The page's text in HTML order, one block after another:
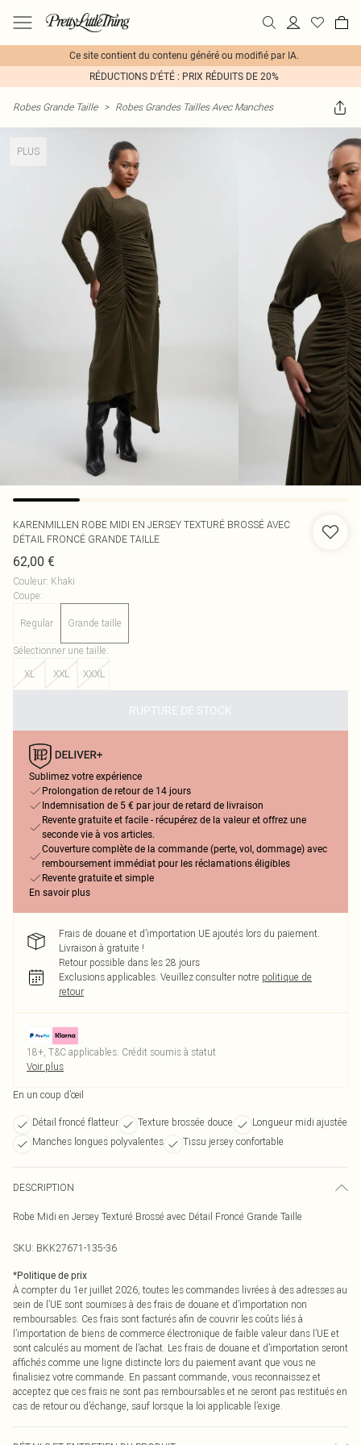
Ce site contient du contenu généré ou modifié par IA.
RÉDUCTIONS D'ÉTÉ : PRIX RÉDUITS DE 20%
Robes Grande Taille > Robes Grandes Tailles Avec Manches
PLUS
KARENMILLEN ROBE MIDI EN JERSEY TEXTURÉ BROSSÉ AVEC
DÉTAIL FRONCÉ GRANDE TAILLE
62,00 €
Couleur: Khaki
Coupe:
Regular Grande taille
Sélectionner une taille:
XL
XXL XXXL
RUPTURE DE STOCK
Sublimez votre expérience
Prolongation de retour de 14 jours
Indemnisation de 5 € par jour de retard de livraison
Revente gratuite et facile - récupérez de la valeur et offrez une
seconde vie à vos articles.
Couverture complète de la commande (perte, vol, dommage) avec
remboursement immédiat pour les réclamations éligibles
Revente gratuite et simple
En savoir plus
Frais de douane et d’importation UE ajoutés lors du paiement.
Livraison à gratuite !
Retour possible dans les 28 jours
Exclusions applicables. Veuillez consulter notre politique de
retour
18+, T&C applicables. Crédit soumis à statut
Voir plus
En un coup d’œil
Détail froncé flatteur Texture brossée douce
Longueur midi ajustée
Manches longues polyvalentes
Tissu jersey confortable
DESCRIPTION
Robe Midi en Jersey Texturé Brossé avec Détail Froncé Grande Taille
SKU: BKK27671-135-36
*Politique de prix
À compter du 1er juillet 2026, toutes les commandes livrées à des adresses au
sein de l’UE sont soumises à des frais de douane et d’importation non
remboursables. Ces frais sont facturés afin de couvrir les coûts liés à
l’importation de biens de commerce électronique de faible valeur dans l’UE et
sont calculés au moment de l’achat. Les frais de douane et d’importation seront
affichés comme une ligne distincte lors du paiement avant que vous ne
finalisiez votre commande. En passant commande, vous reconnaissez et
acceptez que ces frais ne sont pas remboursables et ne seront pas restitués en
cas de retour ou d’échange, sauf lorsque la loi applicable l’exige.